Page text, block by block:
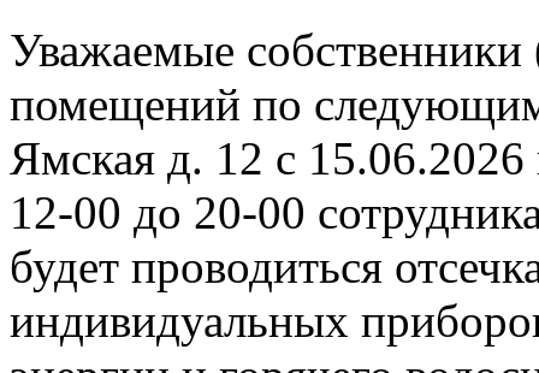
Уважаемые
помещений по
Ямская д. 12 с
12-00 до 20-00
будет проводиться
индивидуальных